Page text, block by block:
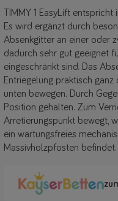
TIMMY 1 EasyLift
Es wird ergänzt durch
Absenkgitter an einer oder
dadurch sehr gut geeignet
eingeschränkt sind. Das
Entriegelung praktisch
unten bewegen. Durch
Position gehalten. Zum
Arretierungspunkt bewegt,
ein wartungsfreies
Massivholzpfosten befindet.